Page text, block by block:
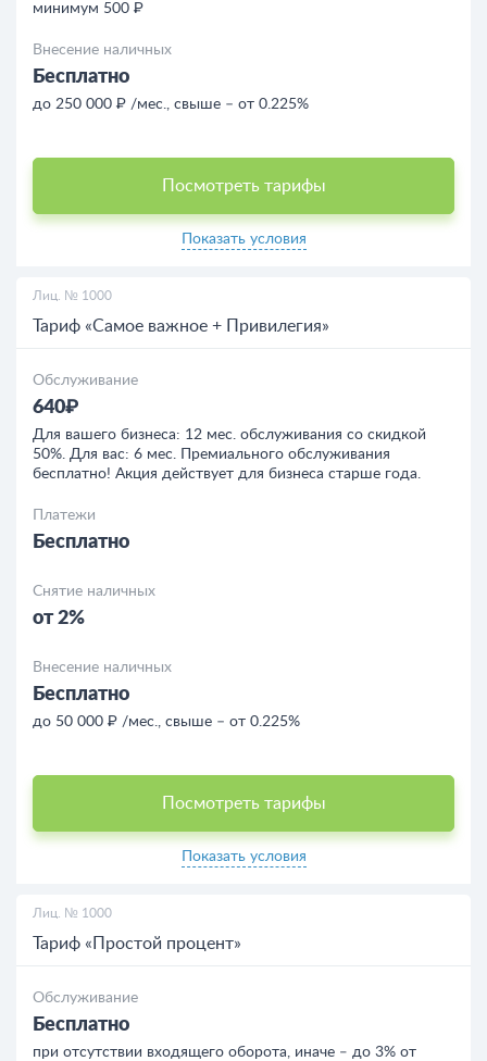
минимум 500 ₽
Внесение наличных
Бесплатно
до 250 000 ₽ /мес., свыше – от 0.225%
Посмотреть тарифы
Показать условия
Лиц. № 1000
Тариф «Самое важное + Привилегия»
Обслуживание
640₽
Для вашего бизнеса: 12 мес. обслуживания со скидкой
50%. Для вас: 6 мес. Премиального обслуживания
бесплатно! Акция действует для бизнеса старше года.
Платежи
Бесплатно
Снятие наличных
от 2%
Внесение наличных
Бесплатно
до 50 000 ₽ /мес., свыше – от 0.225%
Посмотреть тарифы
Показать условия
Лиц. № 1000
Тариф «Простой процент»
Обслуживание
Бесплатно
при отсутствии входящего оборота, иначе ‒ до 3% от